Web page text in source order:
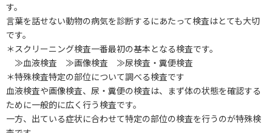
す。
言葉を話せない動物の病気を診断するにあたって検査はとても大切
です。
＊スクリーニング検査一番最初の基本となる検査です。
≫血液検査 ≫画像検査 ≫尿検査・糞便検査
＊特殊検査特定の部位について調べる検査です
血液検査や画像検査、尿・糞便の検査は、まず体の状態を確認する
ために一般的に広く行う検査です。
一方、出ている症状に合わせて特定の部位の検査を行うのが特殊検